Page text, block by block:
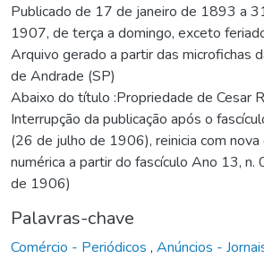
Publicado de 17 de janeiro de 1893 a
1907, de terça a domingo, exceto
Arquivo gerado a partir das microfichas
de Andrade (SP)
Abaixo do título :Propriedade de Cesar
Interrupção da publicação após o
(26 de julho de 1906), reinicia com nova
numérica a partir do fascículo Ano 13,
de 1906)
Palavras-chave
Comércio - Periódicos , Anúncios -